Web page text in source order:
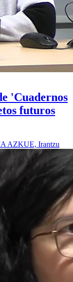
'Cuadernos
futuros
AZKUE, Irantzu